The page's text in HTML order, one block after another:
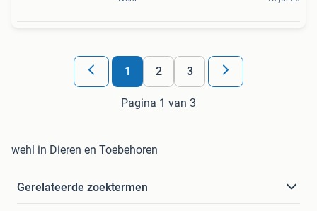
1 2 3
Pagina 1 van 3
wehl in Dieren en Toebehoren
Gerelateerde zoektermen